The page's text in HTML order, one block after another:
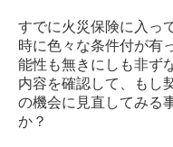
すでに火災保険に入っ
時に色々な条件付が有
能性も無きにしも非ず
内容を確認して、もし
の機会に見直してみる
か？